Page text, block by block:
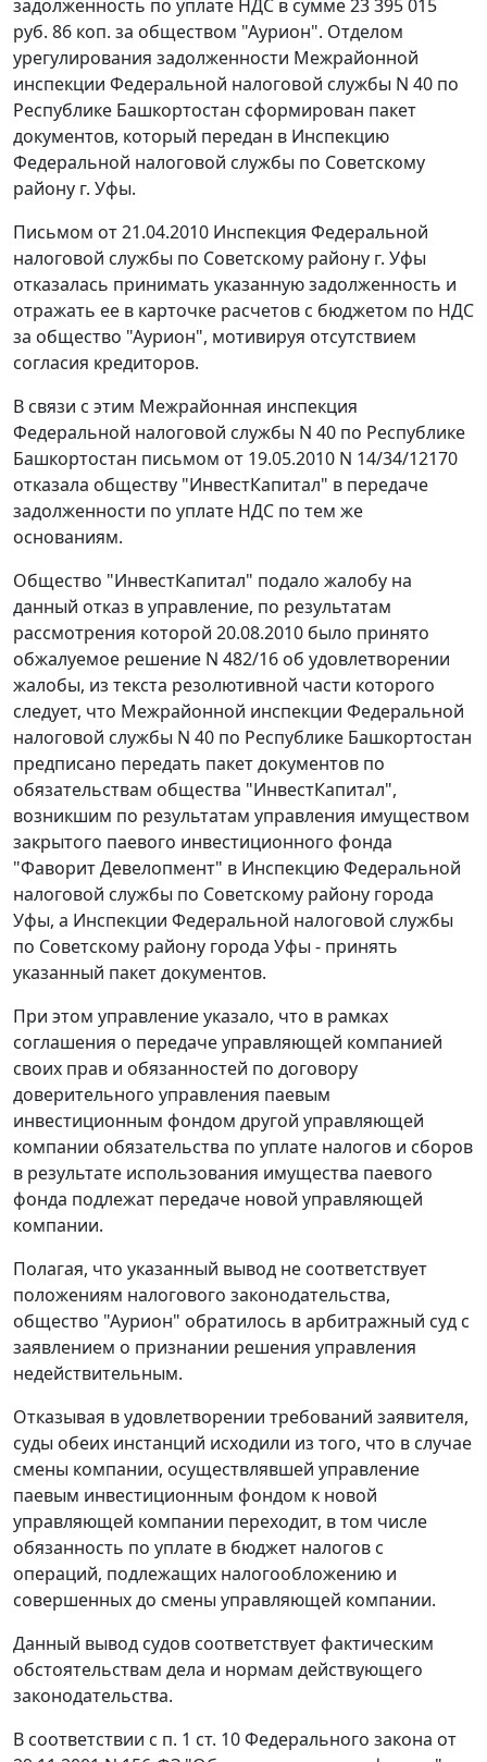
задолженность по уплате НДС в сумме 23 395 015
руб. 86 коп. за обществом "Аурион". Отделом
урегулирования задолженности Межрайонной
инспекции Федеральной налоговой службы N 40 по
Республике Башкортостан сформирован пакет
документов, который передан в Инспекцию
Федеральной налоговой службы по Советскому
району г. Уфы.
Письмом от 21.04.2010 Инспекция Федеральной
налоговой службы по Советскому району г. Уфы
отказалась принимать указанную задолженность и
отражать ее в карточке расчетов с бюджетом по НДС
за общество "Аурион", мотивируя отсутствием
согласия кредиторов.
В связи с этим Межрайонная инспекция
Федеральной налоговой службы N 40 по Республике
Башкортостан письмом от 19.05.2010 N 14/34/12170
отказала обществу "ИнвестКапитал" в передаче
задолженности по уплате НДС по тем же
основаниям.
Общество "ИнвестКапитал" подало жалобу на
данный отказ в управление, по результатам
рассмотрения которой 20.08.2010 было принято
обжалуемое решение N 482/16 об удовлетворении
жалобы, из текста резолютивной части которого
следует, что Межрайонной инспекции Федеральной
налоговой службы N 40 по Республике Башкортостан
предписано передать пакет документов по
обязательствам общества "ИнвестКапитал",
возникшим по результатам управления имуществом
закрытого паевого инвестиционного фонда
"Фаворит Девелопмент" в Инспекцию Федеральной
налоговой службы по Советскому району города
Уфы, а Инспекции Федеральной налоговой службы
по Советскому району города Уфы - принять
указанный пакет документов.
При этом управление указало, что в рамках
соглашения о передаче управляющей компанией
своих прав и обязанностей по договору
доверительного управления паевым
инвестиционным фондом другой управляющей
компании обязательства по уплате налогов и сборов
в результате использования имущества паевого
фонда подлежат передаче новой управляющей
компании.
Полагая, что указанный вывод не соответствует
положениям налогового законодательства,
общество "Аурион" обратилось в арбитражный суд с
заявлением о признании решения управления
недействительным.
Отказывая в удовлетворении требований заявителя,
суды обеих инстанций исходили из того, что в случае
смены компании, осуществлявшей управление
паевым инвестиционным фондом к новой
управляющей компании переходит, в том числе
обязанность по уплате в бюджет налогов с
операций, подлежащих налогообложению и
совершенных до смены управляющей компании.
Данный вывод судов соответствует фактическим
обстоятельствам дела и нормам действующего
законодательства.
В соответствии с п. 1 ст. 10Федерального закона от